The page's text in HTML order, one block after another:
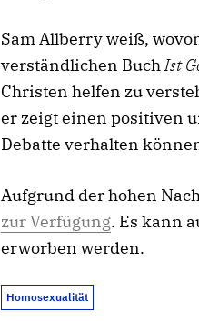
Sam Allberry weiß,
verständlichen BuchIst
Christen helfen zu
er zeigt einen positiven
Debatte verhalten
Aufgrund der hohen
zur Verfügung. Es kann
erworben werden.
Homosexualität